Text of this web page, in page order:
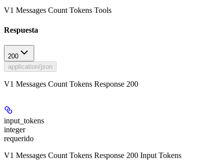
V1 Messages Count Tokens Tools
Respuesta
200
application/json
V1 Messages Count Tokens Response 200
input_tokens
integer
requerido
V1 Messages Count Tokens Response 200 Input Tokens